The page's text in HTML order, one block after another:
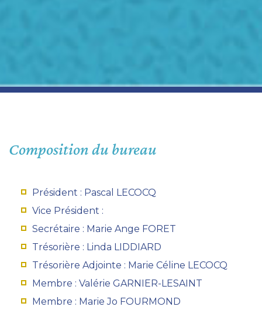
Composition du bureau
Président : Pascal LECOCQ
Vice Président :
Secrétaire : Marie Ange FORET
Trésorière : Linda LIDDIARD
Trésorière Adjointe : Marie Céline LECOCQ
Membre : Valérie GARNIER-LESAINT
Membre : Marie Jo FOURMOND